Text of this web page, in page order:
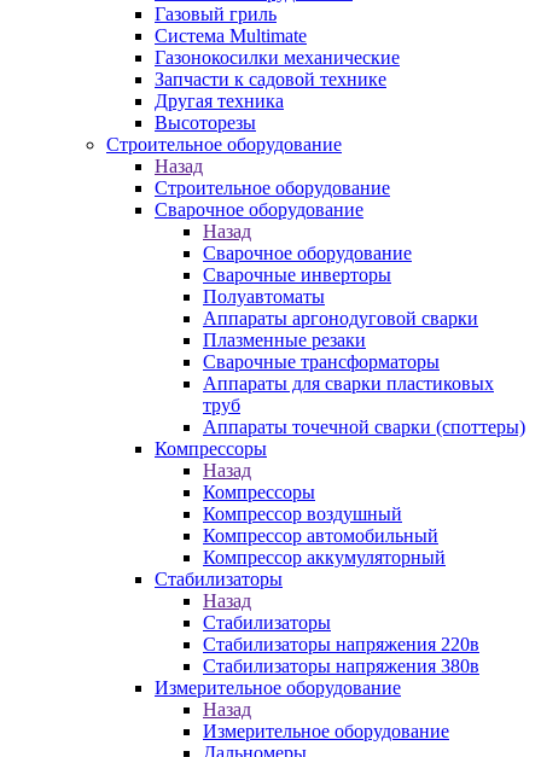
Газовый гриль
Система Multimate
Газонокосилки механические
Запчасти к садовой технике
Другая техника
Высоторезы
Строительное оборудование
Назад
Строительное оборудование
Сварочное оборудование
Назад
Сварочное оборудование
Сварочные инверторы
Полуавтоматы
Аппараты аргонодуговой сварки
Плазменные резаки
Сварочные трансформаторы
Аппараты для сварки пластиковых
труб
Аппараты точечной сварки (споттеры)
Компрессоры
Назад
Компрессоры
Компрессор воздушный
Компрессор автомобильный
Компрессор аккумуляторный
Стабилизаторы
Назад
Стабилизаторы
Стабилизаторы напряжения 220в
Стабилизаторы напряжения 380в
Измерительное оборудование
Назад
Измерительное оборудование
Дальномеры